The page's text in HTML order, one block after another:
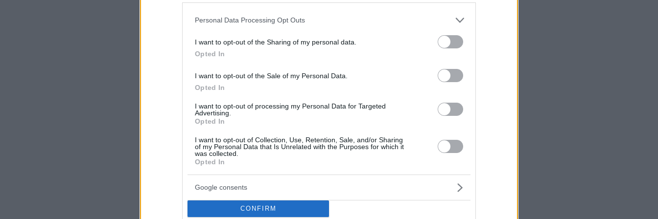
Personal Data Processing Opt Outs
I want to opt-out of the Sharing of my personal data.
Opted In
I want to opt-out of the Sale of my Personal Data.
Opted In
I want to opt-out of processing my Personal Data for Targeted
Advertising.
Opted In
I want to opt-out of Collection, Use, Retention, Sale, and/or Sharing
of my Personal Data that Is Unrelated with the Purposes for which it
was collected.
Opted In
Google consents
CONFIRM